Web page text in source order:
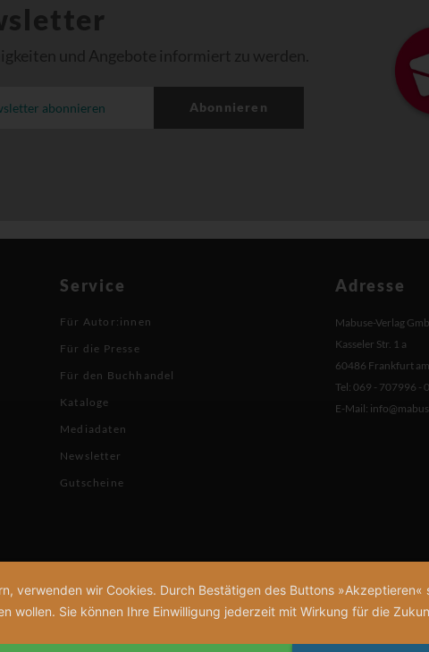
und Angebote informiert zu werden.
Abonnieren
Service
Für Autor:innen
Für die Presse
Für den Buchhandel
Kataloge
Mediadaten
Newsletter
Gutscheine
Adresse
Mabuse-Verlag
Kasseler Str. 1 a
60486 Frankfurt
Tel: 069 - 707996 - 0
E-Mail:
verwenden wir Cookies. Durch Bestätigen des Buttons »Akzeptieren«
wollen. Sie können Ihre Einwilligung jederzeit mit Wirkung für die